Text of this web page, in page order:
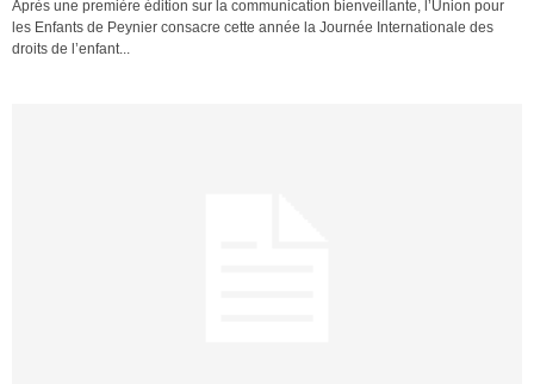
Après une première édition sur la communication bienveillante, l’Union pour
les Enfants de Peynier consacre cette année la Journée Internationale des
droits de l’enfant...